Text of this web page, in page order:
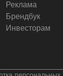
Реклама
Брендбук
Инвесторам